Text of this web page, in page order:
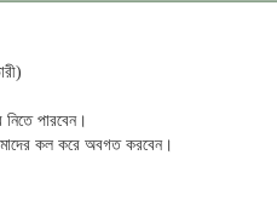
পারবেন।
কল করে অবগত করবেন।